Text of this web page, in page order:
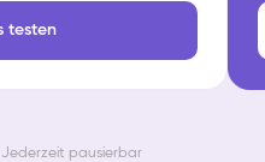
testen
Jederzeit pausierbar